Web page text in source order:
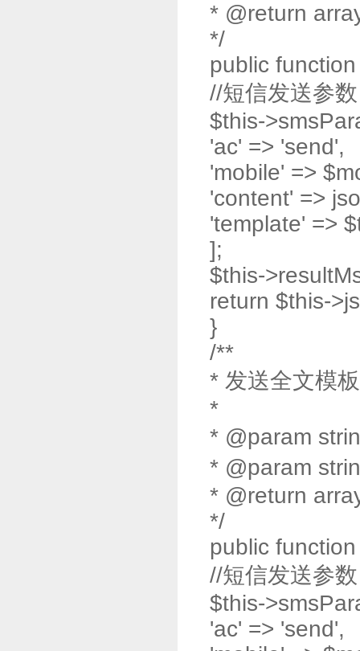
* @return
*/
public
//短信发送参数
$this-
'ac' => 'send',
'mobile' =>
'content' =>
'template' =>
];
$this-
return $this-
}
/**
* 发送全文模
*
* @param
* @param
* @return
*/
public
//短信发送参数
$this-
'ac' => 'send',